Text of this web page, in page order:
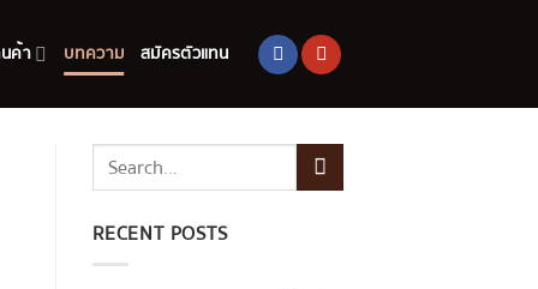
ค้า บทความ สมัครตัวแทน
RECENT POSTS